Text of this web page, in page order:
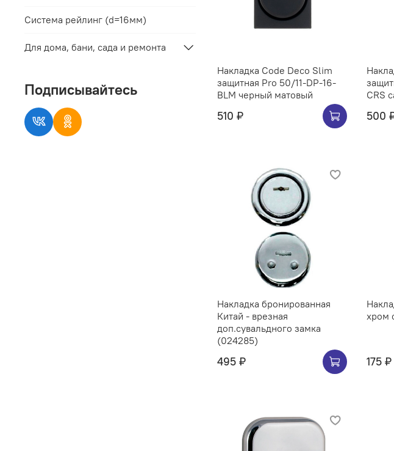
Накладка Code Deco Slim
защитная Pro 50/11-DP-16-
BLM черный матовый
510 ₽
CRS
500
Накладка бронированная
Китай - врезная
доп.сувальдного замка
(024285)
495 ₽
хром
175 ₽
Система рейлинг (d=16мм)
Для дома, бани, сада и ремонта
Подписывайтесь